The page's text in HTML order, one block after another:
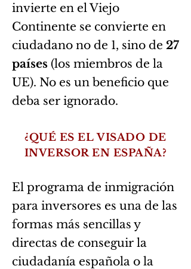
invierte en el Viejo
Continente se convierte en
ciudadano no de 1, sino de 27
países (los miembros de la
UE). No es un beneficio que
deba ser ignorado.
¿QUÉ ES EL VISADO DE
INVERSOR EN ESPAÑA?
El programa de inmigración
para inversores es una de las
formas más sencillas y
directas de conseguir la
ciudadanía española o la